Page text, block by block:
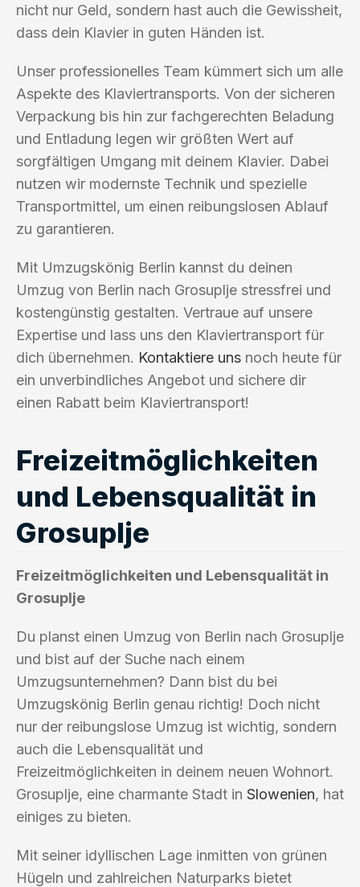
nicht nur Geld, sondern hast auch die Gewissheit,
dass dein Klavier in guten Händen ist.
Unser professionelles Team kümmert sich um alle
Aspekte des Klaviertransports. Von der sicheren
Verpackung bis hin zur fachgerechten Beladung
und Entladung legen wir größten Wert auf
sorgfältigen Umgang mit deinem Klavier. Dabei
nutzen wir modernste Technik und spezielle
Transportmittel, um einen reibungslosen Ablauf
zu garantieren.
Mit Umzugskönig Berlin kannst du deinen
Umzug von Berlin nach Grosuplje stressfrei und
kostengünstig gestalten. Vertraue auf unsere
Expertise und lass uns den Klaviertransport für
dich übernehmen. Kontaktiere uns noch heute für
ein unverbindliches Angebot und sichere dir
einen Rabatt beim Klaviertransport!
Freizeitmöglichkeiten
und Lebensqualität in
Grosuplje
Freizeitmöglichkeiten und Lebensqualität in
Grosuplje
Du planst einen Umzug von Berlin nach Grosuplje
und bist auf der Suche nach einem
Umzugsunternehmen? Dann bist du bei
Umzugskönig Berlin genau richtig! Doch nicht
nur der reibungslose Umzug ist wichtig, sondern
auch die Lebensqualität und
Freizeitmöglichkeiten in deinem neuen Wohnort.
Grosuplje, eine charmante Stadt in Slowenien, hat
einiges zu bieten.
Mit seiner idyllischen Lage inmitten von grünen
Hügeln und zahlreichen Naturparks bietet